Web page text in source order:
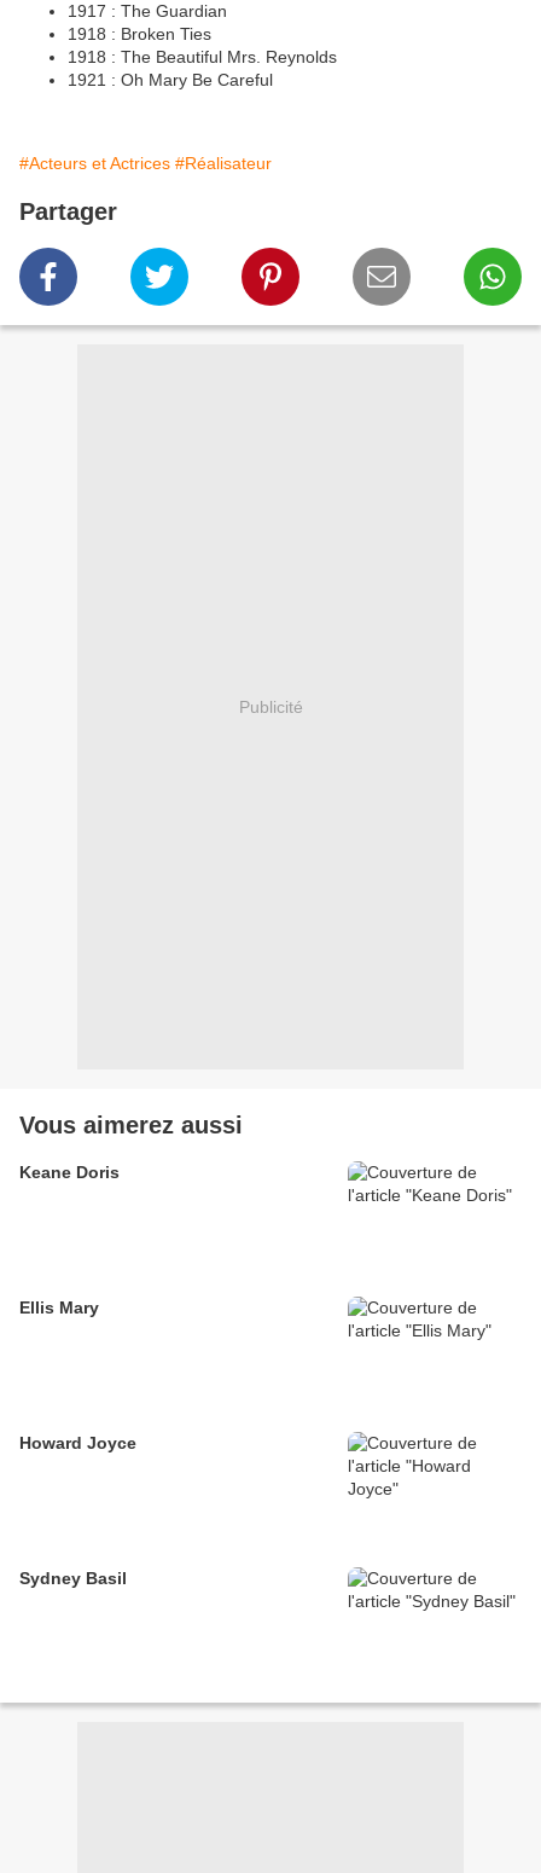
1917 : The Guardian
1918 : Broken Ties
1918 : The Beautiful Mrs. Reynolds
1921 : Oh Mary Be Careful
#Acteurs et Actrices #Réalisateur
Partager
Publicité
Vous aimerez aussi
Keane Doris
Ellis Mary
Howard Joyce
Sydney Basil